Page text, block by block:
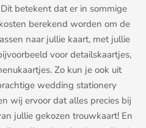
betekent dat er in sommige
berekend worden om de
naar jullie kaart, met jullie
voor detailskaartjes,
Zo kun je ook uit
wedding stationery
wij ervoor dat alles precies bij
jullie gekozen trouwkaart! En